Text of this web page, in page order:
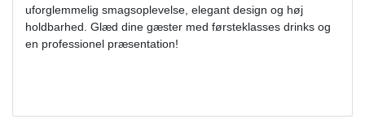
uforglemmelig smagsoplevelse, elegant design og høj
holdbarhed. Glæd dine gæster med førsteklasses drinks og
en professionel præsentation!